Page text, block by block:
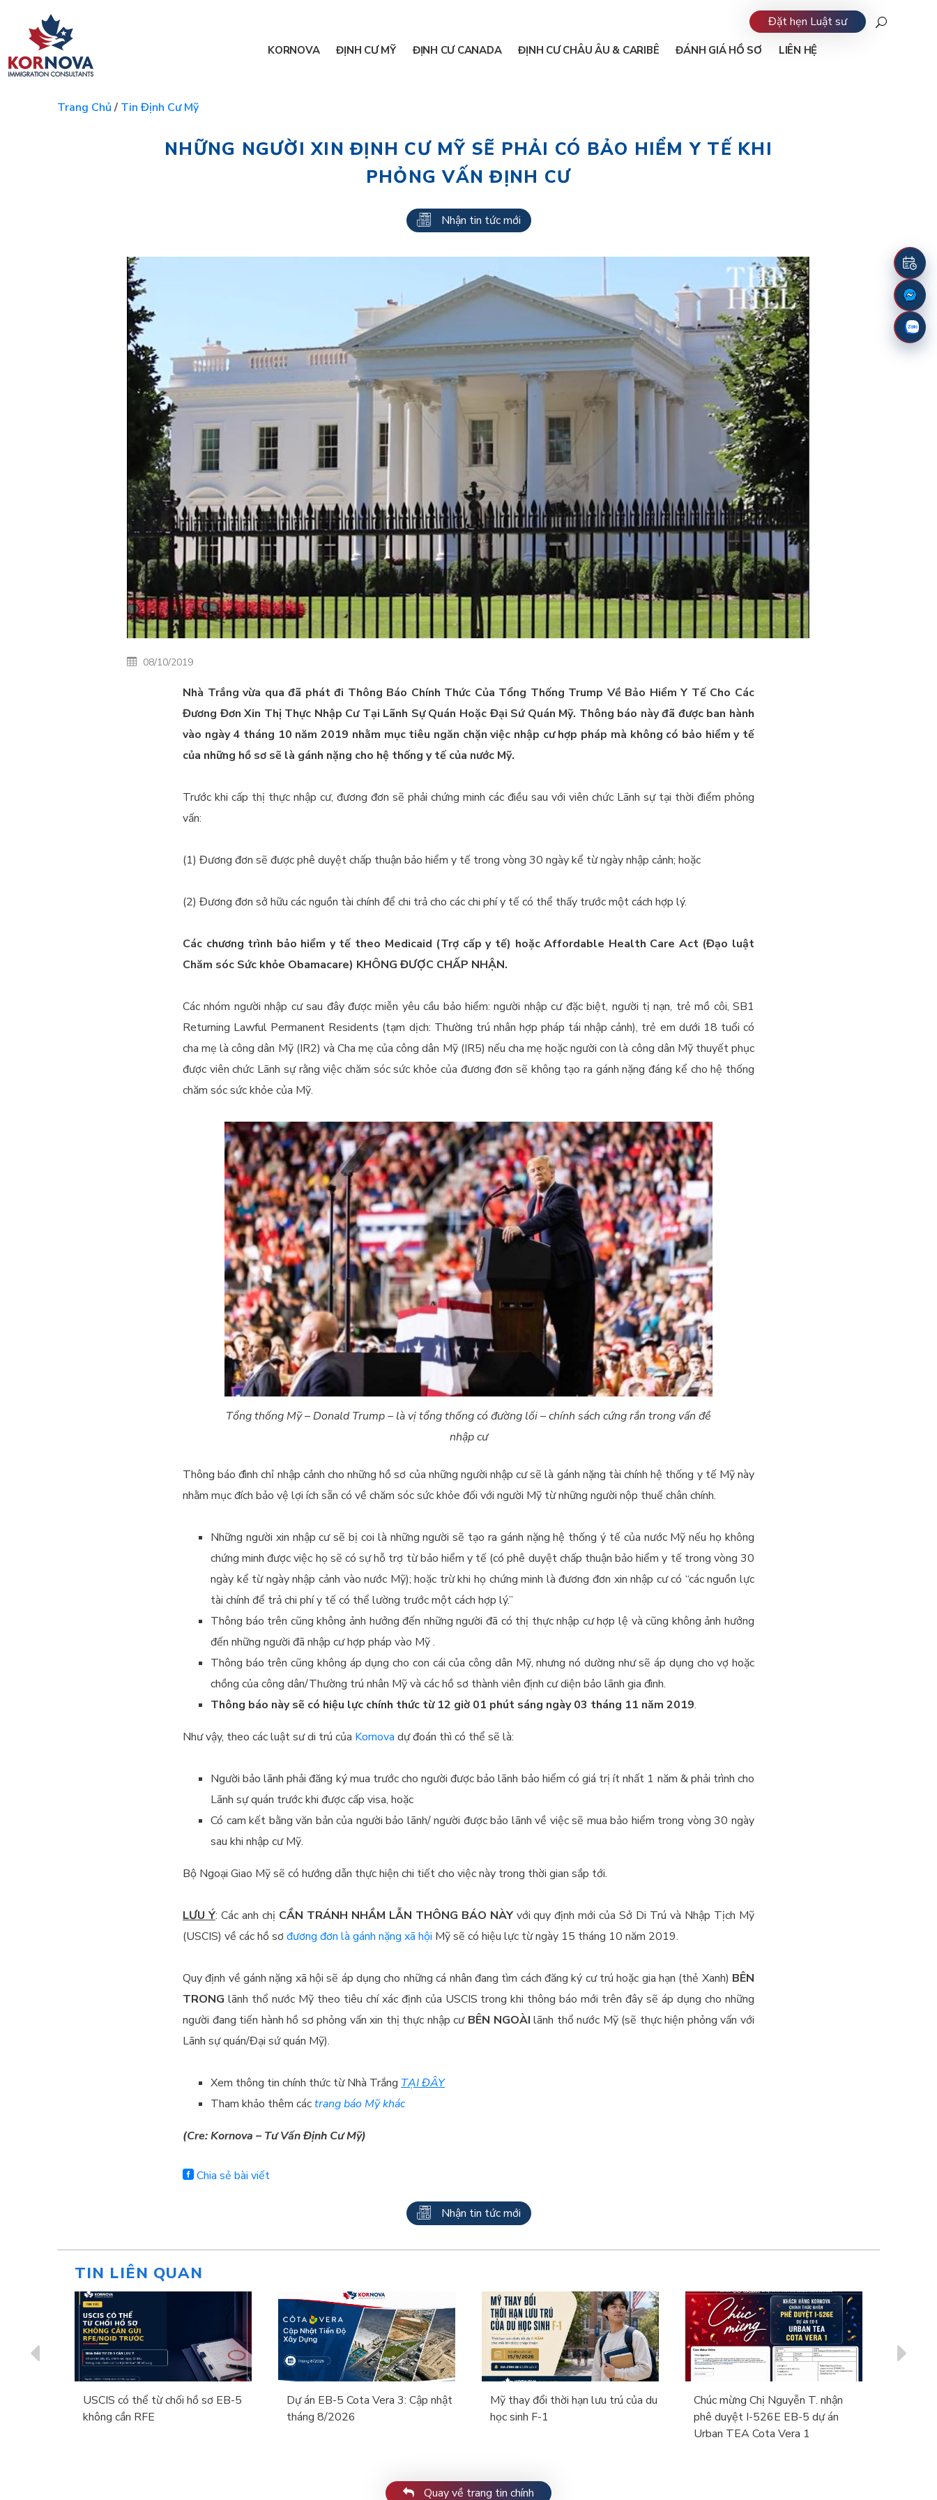
KORNOVA ĐỊNH CƯ MỸ ĐỊNH CƯ CANADA ĐỊNH CƯ CHÂU ÂU & CARIBÊ ĐÁNH GIÁ HỒ SƠ LIÊN HỆ
Đặt hẹn Luật sư
Trang Chủ/ Tin Định Cư Mỹ
NHỮNG NGƯỜI XIN ĐỊNH CƯ MỸ SẼ PHẢI CÓ BẢO HIỂM Y TẾ KHI
PHỎNG VẤN ĐỊNH CƯ
Nhận tin tức mới
08/10/2019
Nhà Trắng vừa qua đã phát đi Thông Báo Chính Thức Của Tổng Thống Trump Về Bảo Hiểm Y Tế Cho Các
Đương Đơn Xin Thị Thực Nhập Cư Tại Lãnh Sự Quán Hoặc Đại Sứ Quán Mỹ. Thông báo này đã được ban hành
vào ngày 4 tháng 10 năm 2019 nhằm mục tiêu ngăn chặn việc nhập cư hợp pháp mà không có bảo hiểm y tế
của những hồ sơ sẽ là gánh nặng cho hệ thống y tế của nước Mỹ.
Trước khi cấp thị thực nhập cư, đương đơn sẽ phải chứng minh các điều sau với viên chức Lãnh sự tại thời điểm phỏng
vấn:
(1) Đương đơn sẽ được phê duyệt chấp thuận bảo hiểm y tế trong vòng 30 ngày kể từ ngày nhập cảnh; hoặc
(2) Đương đơn sở hữu các nguồn tài chính để chi trả cho các chi phí y tế có thể thấy trước một cách hợp lý.
Các chương trình bảo hiểm y tế theo Medicaid (Trợ cấp y tế) hoặc Affordable Health Care Act (Đạo luật
Chăm sóc Sức khỏe Obamacare) KHÔNG ĐƯỢC CHẤP NHẬN.
Các nhóm người nhập cư sau đây được miễn yêu cầu bảo hiểm: người nhập cư đặc biệt, người tị nạn, trẻ mồ côi, SB1
Returning Lawful Permanent Residents (tạm dịch: Thường trú nhân hợp pháp tái nhập cảnh), trẻ em dưới 18 tuổi có
cha mẹ là công dân Mỹ (IR2) và Cha mẹ của công dân Mỹ (IR5) nếu cha mẹ hoặc người con là công dân Mỹ thuyết phục
được viên chức Lãnh sự rằng việc chăm sóc sức khỏe của đương đơn sẽ không tạo ra gánh nặng đáng kể cho hệ thống
chăm sóc sức khỏe của Mỹ.
Tổng thống Mỹ – Donald Trump – là vị tổng thống có đường lối – chính sách cứng rắn trong vấn đề
nhập cư
Thông báo đình chỉ nhập cảnh cho những hồ sơ của những người nhập cư sẽ là gánh nặng tài chính hệ thống y tế Mỹ này
nhằm mục đích bảo vệ lợi ích sẵn có về chăm sóc sức khỏe đối với người Mỹ từ những người nộp thuế chân chính.
Những người xin nhập cư sẽ bị coi là những người sẽ tạo ra gánh nặng hệ thống ý tế của nước Mỹ nếu họ không
chứng minh được việc họ sẽ có sự hỗ trợ từ bảo hiểm y tế (có phê duyệt chấp thuận bảo hiểm y tế trong vòng 30
ngày kể từ ngày nhập cảnh vào nước Mỹ); hoặc trừ khi họ chứng minh là đương đơn xin nhập cư có “các nguồn lực
tài chính để trả chi phí y tế có thể lường trước một cách hợp lý.”
Thông báo trên cũng không ảnh hưởng đến những người đã có thị thực nhập cư hợp lệ và cũng không ảnh hưởng
đến những người đã nhập cư hợp pháp vào Mỹ .
Thông báo trên cũng không áp dụng cho con cái của công dân Mỹ, nhưng nó dường như sẽ áp dụng cho vợ hoặc
chồng của công dân/Thường trú nhân Mỹ và các hồ sơ thành viên định cư diện bảo lãnh gia đình.
Thông báo này sẽ có hiệu lực chính thức từ 12 giờ 01 phút sáng ngày 03 tháng 11 năm 2019.
Như vậy, theo các luật sư di trú của Kornova dự đoán thì có thể sẽ là:
Người bảo lãnh phải đăng ký mua trước cho người được bảo lãnh bảo hiểm có giá trị ít nhất 1 năm & phải trình cho
Lãnh sự quán trước khi được cấp visa, hoặc
Có cam kết bằng văn bản của người bảo lãnh/ người được bảo lãnh về việc sẽ mua bảo hiểm trong vòng 30 ngày
sau khi nhập cư Mỹ.
Bộ Ngoại Giao Mỹ sẽ có hướng dẫn thực hiện chi tiết cho việc này trong thời gian sắp tới.
LƯU Ý: Các anh chị CẦN TRÁNH NHẦM LẪN THÔNG BÁO NÀYvới quy định mới của Sở Di Trú và Nhập Tịch Mỹ
(USCIS) về các hồ sơđương đơn là gánh nặng xã hội Mỹ sẽ có hiệu lực từ ngày 15 tháng 10 năm 2019.
Quy định về gánh nặng xã hội sẽ áp dụng cho những cá nhân đang tìm cách đăng ký cư trú hoặc gia hạn (thẻ Xanh) BÊN
TRONG lãnh thổ nước Mỹ theo tiêu chí xác định của USCIS trong khi thông báo mới trên đây sẽ áp dụng cho những
người đang tiến hành hồ sơ phỏng vấn xin thị thực nhập cư BÊN NGOÀIlãnh thổ nước Mỹ (sẽ thực hiện phỏng vấn với
Lãnh sự quán/Đại sứ quán Mỹ).
Xem thông tin chính thức từ Nhà Trắng TẠI ĐÂY
Tham khảo thêm cáctrang báo Mỹ khác
(Cre: Kornova – Tư Vấn Định Cư Mỹ)
Chia sẻ bài viết
Nhận tin tức mới
TIN LIÊN QUAN
USCIS có thể từ chối hồ sơ EB-5
không cần RFE
Dự án EB-5 Cota Vera 3: Cập nhật
tháng 8/2026
Mỹ thay đổi thời hạn lưu trú của du
học sinh F-1
Chúc mừng Chị Nguyễn T. nhận
phê duyệt I-526E EB-5 dự án
Urban TEA Cota Vera 1
Quay về trang tin chính